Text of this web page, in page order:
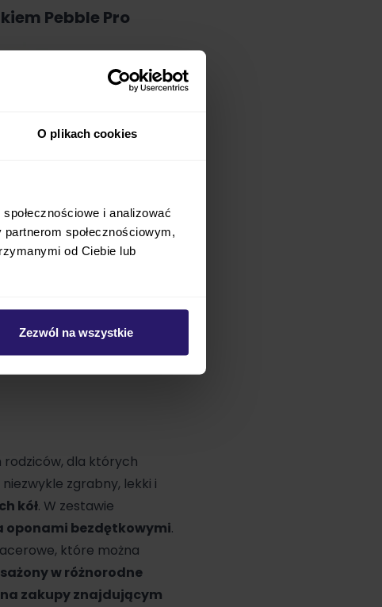
O plikach cookies
i analizować
społecznościowym,
od Ciebie lub
Zezwól na wszystkie
Pebble Pro
rodziców, dla których
niezwykle zgrabny, lekki i
kół. W zestawie
oponami bezdętkowymi.
które można
w różnorodne
zakupy znajdującym